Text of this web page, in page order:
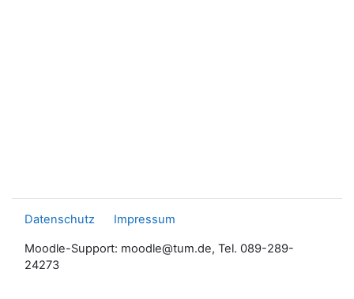
Datenschutz Impressum
Moodle-Support: moodle@tum.de, Tel. 089-289-
24273